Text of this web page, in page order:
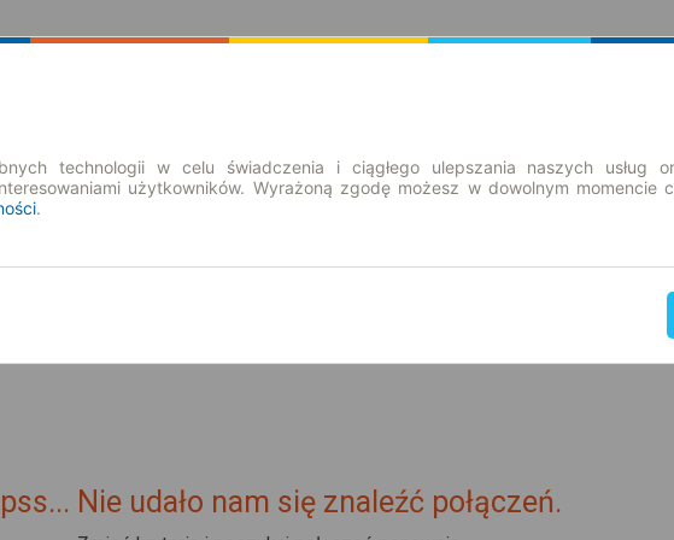
Nie udało nam się znaleźć połączeń.
technologii w celu świadczenia i ciągłego ulepszania naszych usług
użytkowników. Wyrażoną zgodę możesz w dowolnym momencie
.